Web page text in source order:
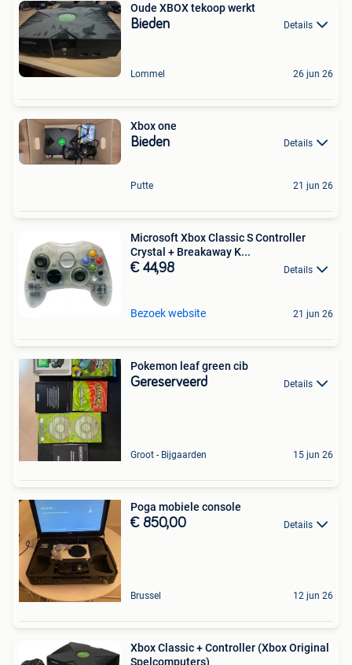
Oude XBOX tekoop werkt
Bieden Details
Lommel 26 jun 26
Xbox one
Bieden Details
Putte 21 jun 26
Microsoft Xbox Classic S Controller
Crystal + Breakaway K...
€ 44,98 Details
Bezoek website 21 jun 26
Pokemon leaf green cib
Gereserveerd Details
Groot - Bijgaarden 15 jun 26
Poga mobiele console
€ 850,00 Details
Brussel 12 jun 26
Xbox Classic + Controller (Xbox Original
Spelcomputers)